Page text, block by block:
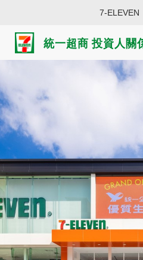
7-ELEVEN